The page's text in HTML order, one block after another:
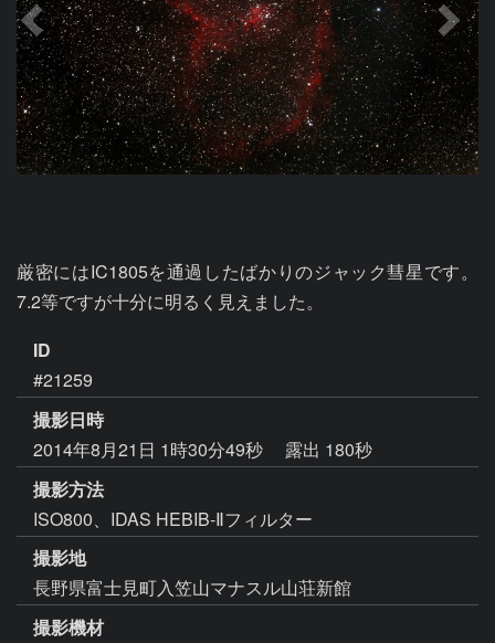
厳密にはIC1805を通過したばかりのジャック彗星です。
7.2等ですが十分に明るく見えました。
ID
#21259
撮影日時
2014年8月21日 1時30分49秒
露出 180秒
撮影方法
ISO800、IDAS HEBIB-Ⅱフィルター
撮影地
長野県富士見町入笠山マナスル山荘新館
撮影機材